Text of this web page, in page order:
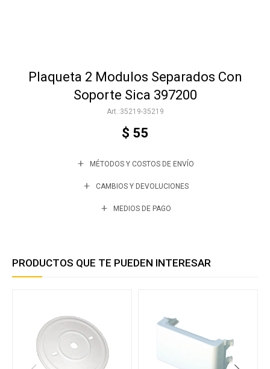
Plaqueta 2 Modulos Separados Con
Soporte Sica 397200
35219-35219
$ 55
MÉTODOS Y COSTOS DE ENVÍO
CAMBIOS Y DEVOLUCIONES
MEDIOS DE PAGO
PRODUCTOS QUE TE PUEDEN INTERESAR
Varios